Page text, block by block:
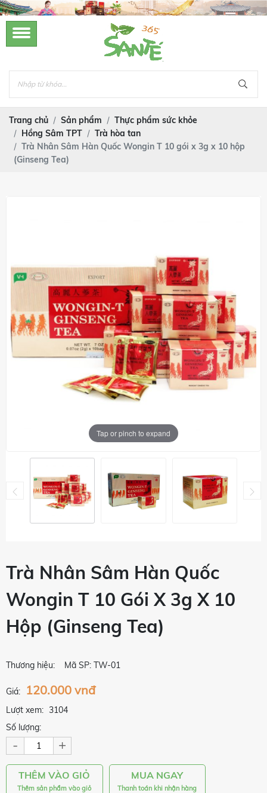
Trang chủ Sản phẩm
Thực phẩm sức khỏe
Hồng Sâm TPT
Trà hòa tan
Trà Nhân Sâm Hàn Quốc Wongin T 10 gói x 3g x 10 hộp
(Ginseng Tea)
Tap or pinch to expand
Trà Nhân Sâm Hàn Quốc
Wongin T 10 Gói X 3g X 10
Hộp (Ginseng Tea)
Thương hiệu: Mã SP: TW-01
Giá: 120.000 vnđ
Lượt xem: 3104
Số lượng:
- +
THÊM VÀO GIỎ
Thêm sản phẩm vào giỏ
MUA NGAY
Thanh toán khi nhận hàng